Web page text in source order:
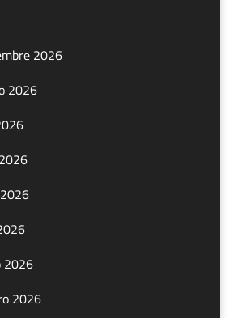
2026
2026
2026
2026